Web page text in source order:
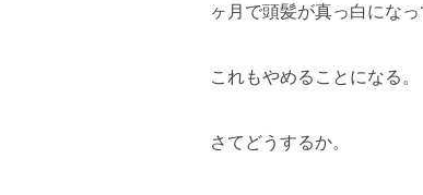
ヶ月で頭髪が真っ白になっ
これもやめることになる。
さてどうするか。